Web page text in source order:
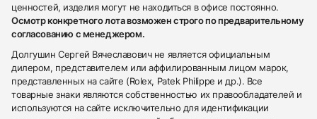
ценностей, изделия могут не находиться в офисе постоянно.
Осмотр конкретного лота возможен строго по предварительному
согласованию с менеджером.
Долгушин Сергей Вячеславович не является официальным
дилером, представителем или аффилированным лицом марок,
представленных на сайте (Rolex, Patek Philippe и др.). Все
товарные знаки являются собственностью их правообладателей и
используются на сайте исключительно для идентификации